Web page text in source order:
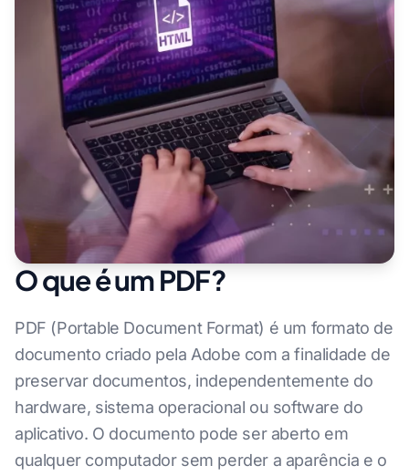
O que é um PDF?
PDF (Portable Document Format) é um formato de
documento criado pela Adobe com a finalidade de
preservar documentos, independentemente do
hardware, sistema operacional ou software do
aplicativo. O documento pode ser aberto em
qualquer computador sem perder a aparência e o